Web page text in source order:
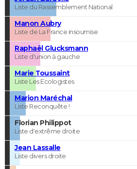
Liste du Rassemblement National
Manon Aubry
Liste de La France insoumise
Raphaël Glucksmann
Liste d'union à gauche
Marie Toussaint
Liste Les Ecologistes
Marion Maréchal
Liste Reconquête !
Florian Philippot
Liste d'extrême droite
Jean Lassalle
Liste divers droite